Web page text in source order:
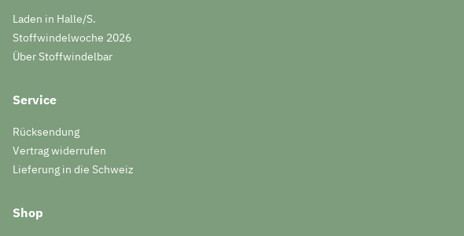
Laden in Halle/S.
Stoffwindelwoche 2026
Über Stoffwindelbar
Service
Rücksendung
Vertrag widerrufen
Lieferung in die Schweiz
Shop